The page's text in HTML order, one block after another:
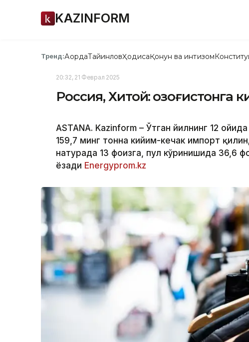
KAZINFORM
Тренд:АқордаТайинловҲодисаҚонун ва интизом
20:32, 21 Феврал 2025
Россия, Хитой:
ASTANA. Kazinform – Ўтган йилнинг 12
159,7 минг тонна кийим-кечак импорт
натурада 13 фоизга, пул кўринишида 36,6
ёзади Еnergyprom.kz